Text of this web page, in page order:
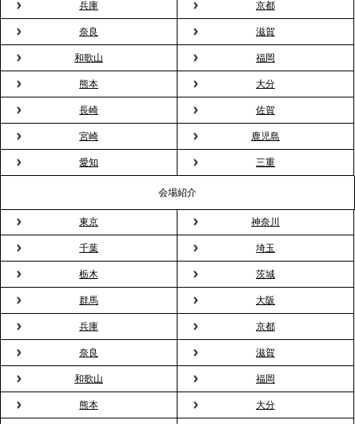
2026.3.20
NHK「ニュースウオッチ9」で、2ndTable「室内花
見」が紹介されました
2026.3.16
プレスリリースのご案内｜2026年、春の親睦は「花
粉レス」な室内花見。福利厚生としても注目され
る、快適で新しいお花見体験
2026.3.5
プレスリリースのご案内｜「室内お花見」の法人利
用が前年比4倍に急増。オフィスに桜が届く福利厚生
の新定番
2026.2.13
プレスリリースのご案内｜オフィスが「１日限定の
バー」に！福利厚生・社内交流を格上げする《出張
バーテンダー》サービスを開始
兵庫 京都
奈良 滋賀
和歌山 福岡
熊本 大分
長崎 佐賀
宮崎 鹿児島
愛知 三重
会場紹介
東京 神奈川
千葉 埼玉
栃木 茨城
群馬 大阪
兵庫 京都
奈良 滋賀
和歌山 福岡
熊本 大分